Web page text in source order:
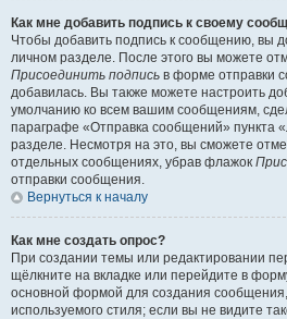
Как мне добавить подпись к своему
Чтобы добавить подпись к сообщению, вы
личном разделе. После этого вы можете
Присоединить подпись в форме отправки
добавилась. Вы также можете настроить
умолчанию ко всем вашим сообщениям,
параграфе «Отправка сообщений» пункта
разделе. Несмотря на это, вы сможете
отдельных сообщениях, убрав флажок
отправки сообщения.
Вернуться к началу
Как мне создать опрос?
При создании темы или редактировании
щёлкните на вкладке или перейдите в
основной формой для создания
используемого стиля; если вы не видите